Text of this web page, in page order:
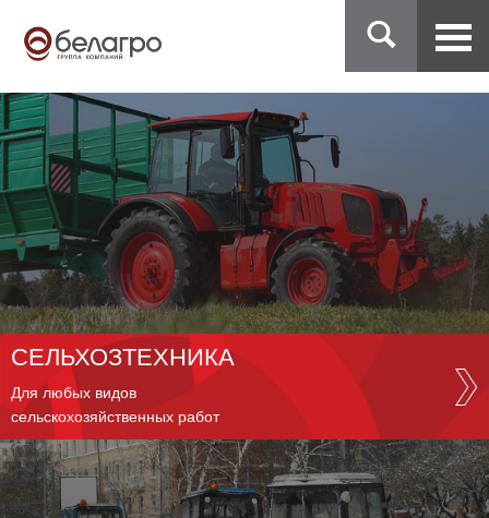
СЕЛЬХОЗТЕХНИКА
Для любых видов
сельскохозяйственных работ